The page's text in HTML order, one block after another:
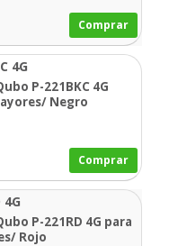
Comprar
4G
P-221BKC 4G
Negro
Comprar
4G
P-221RD 4G para
Rojo